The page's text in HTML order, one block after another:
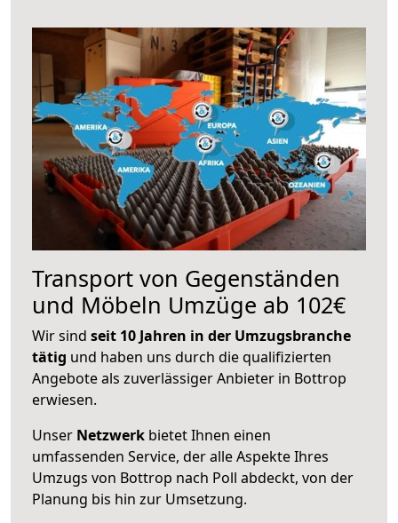
Transport von Gegenständen
und Möbeln Umzüge ab 102€
Wir sind seit 10 Jahren in der Umzugsbranche
tätig und haben uns durch die qualifizierten
Angebote als zuverlässiger Anbieter in Bottrop
erwiesen.
Unser Netzwerk bietet Ihnen einen
umfassenden Service, der alle Aspekte Ihres
Umzugs von Bottrop nach Poll abdeckt, von der
Planung bis hin zur Umsetzung.